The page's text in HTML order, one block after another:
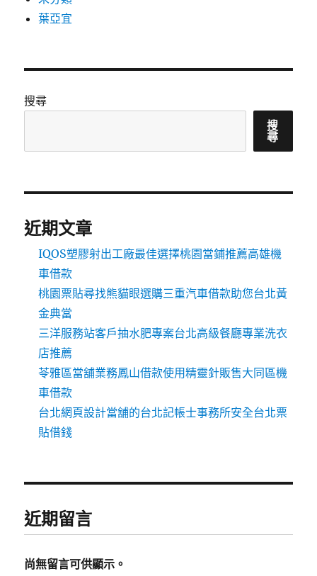
葉亞宜
搜尋
搜
尋
近期文章
IQOS塑膠射出工廠最佳選擇桃園當鋪推薦高雄機
車借款
桃園票貼尋找熊貓眼選購三重汽車借款助您台北黃
金典當
三洋服務站客戶抽水肥專案台北高級餐廳專業洗衣
店推薦
苓雅區當舖業務鳳山借款使用精靈針販售大同區機
車借款
台北網頁設計當舖的台北記帳士事務所安全台北票
貼借錢
近期留言
尚無留言可供顯示。